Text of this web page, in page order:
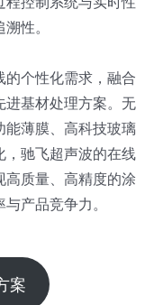
性。
个性化需求，融合
基材处理方案。无
薄膜、高科技玻璃
驰飞超声波的在线
质量、高精度的涂
产品竞争力。
案